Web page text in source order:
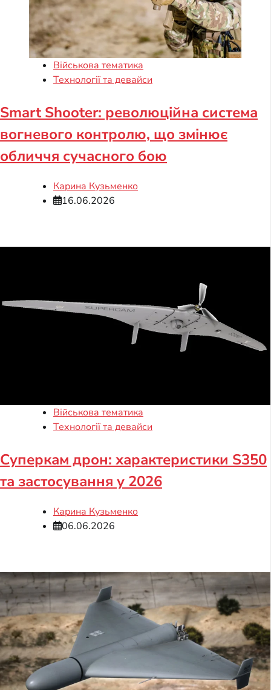
Військова тематика
Технології та девайси
Smart Shooter: революційна система
вогневого контролю, що змінює
обличчя сучасного бою
Карина Кузьменко
16.06.2026
Військова тематика
Технології та девайси
Суперкам дрон: характеристики S350
та застосування у 2026
Карина Кузьменко
06.06.2026